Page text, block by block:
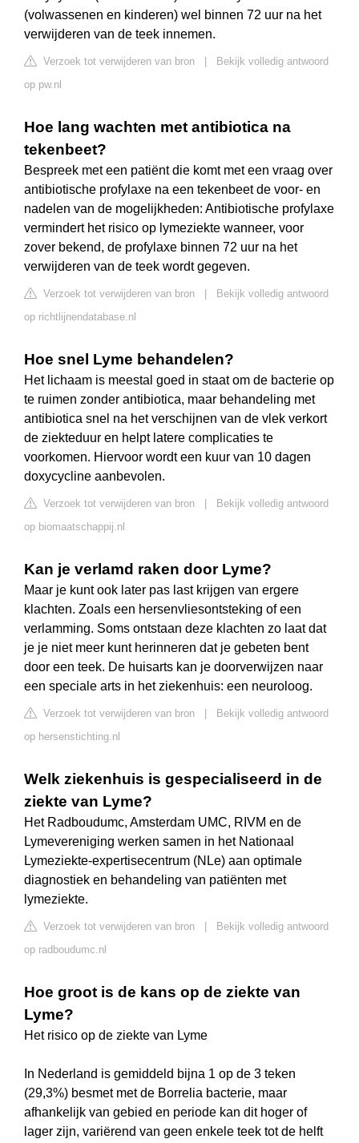
(volwassenen en kinderen) wel binnen 72 uur na het
verwijderen van de teek innemen.
Verzoek tot verwijderen van bron
Bekijk volledig antwoord
op pw.nl
Hoe lang wachten met antibiotica na
tekenbeet?
Bespreek met een patiënt die komt met een vraag over
antibiotische profylaxe na een tekenbeet de voor- en
nadelen van de mogelijkheden: Antibiotische profylaxe
vermindert het risico op lymeziekte wanneer, voor
zover bekend, de profylaxe binnen 72 uur na het
verwijderen van de teek wordt gegeven.
Verzoek tot verwijderen van bron
Bekijk volledig antwoord
op richtlijnendatabase.nl
Hoe snel Lyme behandelen?
Het lichaam is meestal goed in staat om de bacterie op
te ruimen zonder antibiotica, maar behandeling met
antibiotica snel na het verschijnen van de vlek verkort
de ziekteduur en helpt latere complicaties te
voorkomen. Hiervoor wordt een kuur van 10 dagen
doxycycline aanbevolen.
Verzoek tot verwijderen van bron
Bekijk volledig antwoord
op biomaatschappij.nl
Kan je verlamd raken door Lyme?
Maar je kunt ook later pas last krijgen van ergere
klachten. Zoals een hersenvliesontsteking of een
verlamming. Soms ontstaan deze klachten zo laat dat
je je niet meer kunt herinneren dat je gebeten bent
door een teek. De huisarts kan je doorverwijzen naar
een speciale arts in het ziekenhuis: een neuroloog.
Verzoek tot verwijderen van bron
Bekijk volledig antwoord
op hersenstichting.nl
Welk ziekenhuis is gespecialiseerd in de
ziekte van Lyme?
Het Radboudumc, Amsterdam UMC, RIVM en de
Lymevereniging werken samen in het Nationaal
Lymeziekte-expertisecentrum (NLe) aan optimale
diagnostiek en behandeling van patiënten met
lymeziekte.
Verzoek tot verwijderen van bron
Bekijk volledig antwoord
op radboudumc.nl
Hoe groot is de kans op de ziekte van
Lyme?
Het risico op de ziekte van Lyme
In Nederland is gemiddeld bijna 1 op de 3 teken
(29,3%) besmet met de Borrelia bacterie, maar
afhankelijk van gebied en periode kan dit hoger of
lager zijn, variërend van geen enkele teek tot de helft